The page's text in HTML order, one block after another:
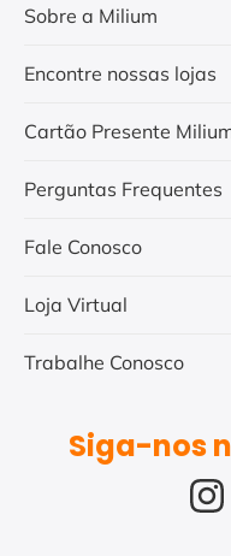
Sobre a Milium
Encontre nossas lojas
Cartão Presente
Perguntas Frequentes
Fale Conosco
Loja Virtual
Trabalhe Conosco
Siga-nos